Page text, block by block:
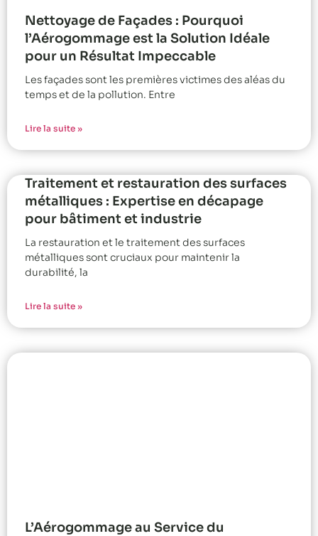
Nettoyage de Façades : Pourquoi
l’Aérogommage est la Solution Idéale
pour un Résultat Impeccable
Les façades sont les premières victimes des aléas du
temps et de la pollution. Entre
Lire la suite »
Traitement et restauration des surfaces
métalliques : Expertise en décapage
pour bâtiment et industrie
La restauration et le traitement des surfaces
métalliques sont cruciaux pour maintenir la
durabilité, la
Lire la suite »
L’Aérogommage au Service du